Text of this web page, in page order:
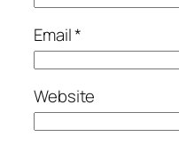
Email*
Website